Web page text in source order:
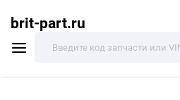
brit-part.ru